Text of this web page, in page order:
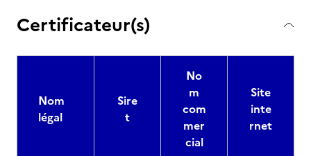
Certificateur(s)
Nom
légal
Sire
t
No
m
com
mer
cial
Site
inte
rnet